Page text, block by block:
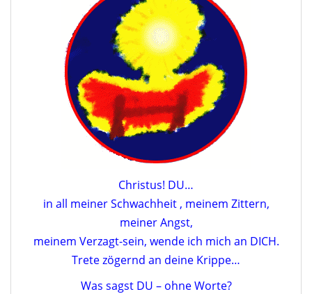
Christus! DU…
in all meiner Schwachheit , meinem Zittern,
meiner Angst,
meinem Verzagt-sein, wende ich mich an DICH.
Trete zögernd an deine Krippe…
Was sagst DU – ohne Worte?